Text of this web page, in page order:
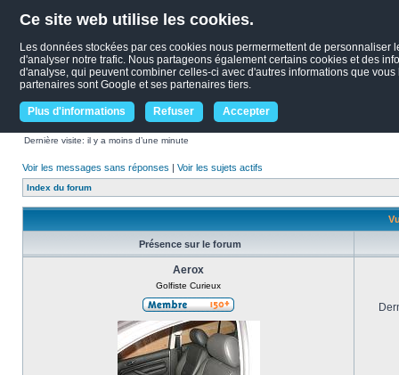
Ce site web utilise les cookies.
Les données stockées par ces cookies nous permermettent de
d'analyser notre trafic. Nous partageons également certains cookies et des
d'analyse, qui peuvent combiner celles-ci avec d'autres informations que
partenaires sont Google et ses partenaires tiers.
Plus d'informations Refuser Accepter
Dernière visite: il y a moins d’une minute
Voir les messages sans réponses | Voir les sujets actifs
Index du forum
Présence sur le forum
Aerox
Golfiste Curieux